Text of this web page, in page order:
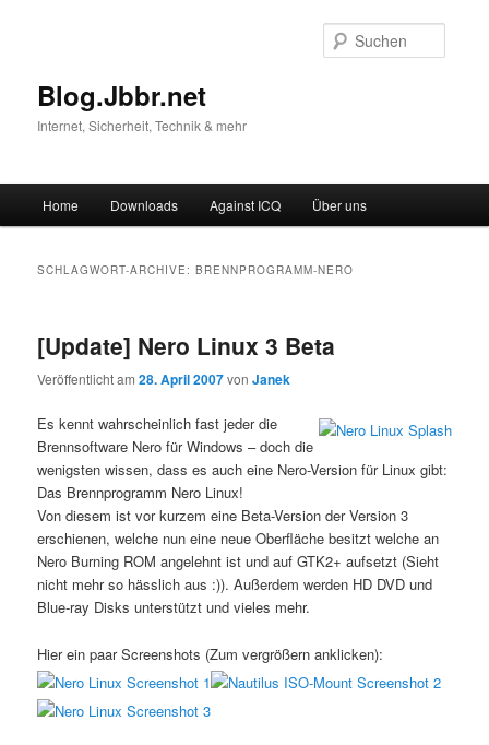
Blog.Jbbr.net
Internet, Sicherheit, Technik & mehr
Zum
Zum
wechseln
Home Downloads Against ICQ Über uns
SCHLAGWORT-ARCHIVE:BRENNPROGRAMM-NERO
[Update] Nero Linux 3 Beta
Veröffentlicht am28. April 2007vonJanek
Es kennt wahrscheinlich fast jeder die
Brennsoftware Nero für Windows – doch die
wenigsten wissen, dass es auch eine Nero-Version für Linux gibt:
Das Brennprogramm Nero Linux!
Von diesem ist vor kurzem eine Beta-Version der Version 3
erschienen, welche nun eine neue Oberfläche besitzt welche an
Nero Burning ROM angelehnt ist und auf GTK2+ aufsetzt (Sieht
nicht mehr so hässlich aus :)). Außerdem werden HD DVD und
Blue-ray Disks unterstützt und vieles mehr.
Hier ein paar Screenshots (Zum vergrößern anklicken):